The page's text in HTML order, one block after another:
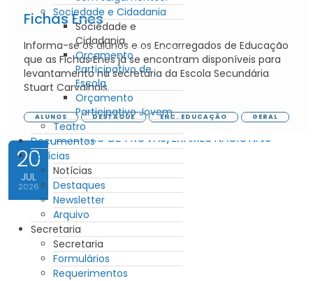
Sociedade e Cidadania
Sociedade e
Cidadania
Orçamento
Participativo de
Escola
Orçamento
Participativo Jovem
Teatro
Documentos
Notícias
Notícias
Destaques
Newsletter
Arquivo
Secretaria
Secretaria
Formulários
Requerimentos
Fichas Enes
Informa-se os alunos e os Encarregados de Educação
que as Fichas Enes já se encontram disponíveis para
levantamento na secretaria da Escola Secundária
Stuart Carvalhais.
ALUNOS DESTAQUE ENC. EDUCAÇÃO GERAL
20
JUL
2026